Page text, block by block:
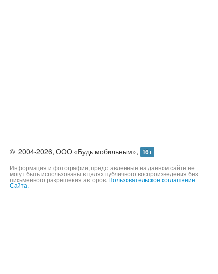
©2004-2026,ООО «Будь мобильным», 16+
Информация и фотографии, представленные на данном сайте не
могут быть использованы в целях публичного воспроизведения без